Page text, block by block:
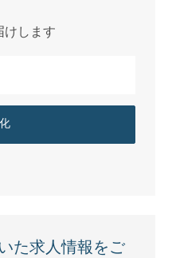
けします
た求人情報をご